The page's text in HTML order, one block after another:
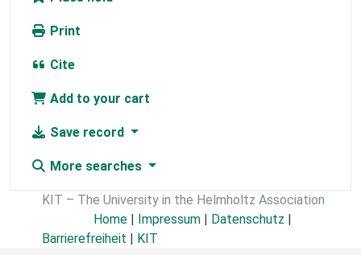
Print
Cite
Add to your cart
Save record
More searches
KIT – The University in the Helmholtz Association
Home | Impressum | Datenschutz |
Barrierefreiheit | KIT